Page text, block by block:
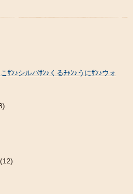
ｻﾝ♪シルバｻﾝ♪くるﾁｬﾝ♪うにｻﾝ♪ウォ
(12)